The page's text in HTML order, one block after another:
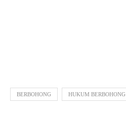
BERBOHONG HUKUM BERBOHONG